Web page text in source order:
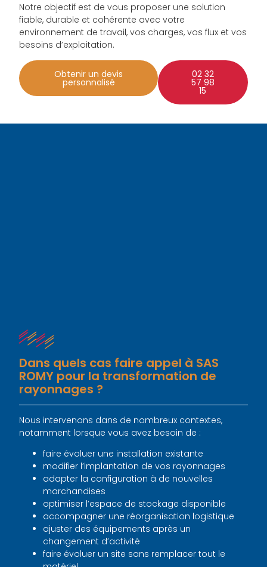
Notre objectif est de vous proposer une solution
fiable, durable et cohérente avec votre
environnement de travail, vos charges, vos flux et vos
besoins d’exploitation.
Obtenir un devis
personnalisé
02 32
57 98
15
Dans quels cas faire appel à SAS
ROMY pour la transformation de
rayonnages ?
Nous intervenons dans de nombreux contextes,
notamment lorsque vous avez besoin de :
faire évoluer une installation existante
modifier l’implantation de vos rayonnages
adapter la configuration à de nouvelles
marchandises
optimiser l’espace de stockage disponible
accompagner une réorganisation logistique
ajuster des équipements après un
changement d’activité
faire évoluer un site sans remplacer tout le